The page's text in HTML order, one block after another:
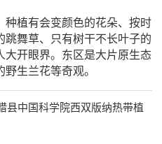
种植有会变颜色的花朵、按时
舞草、只有树干不长叶子的
大开眼界。东区是大片原生态
生兰花等奇观。
县中国科学院西双版纳热带植